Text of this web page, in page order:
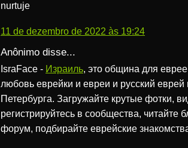
nurtuje
11 de dezembro de 2022 às 19:24
Anônimo disse...
IsraFace - Израиль, это община для
любовь еврейки и евреи и русский еврей
Петербурга. Загружайте крутые фотки,
регистрируйтесь в сообщества, читайте
форум, подбирайте еврейские